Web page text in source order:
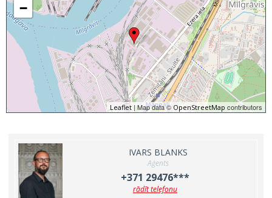
−
Leaflet| Map data © OpenStreetMap contributors
IVARS BLANKS
Aģents
+371 29476***
rādīt telefonu